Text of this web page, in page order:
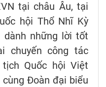
tại châu Âu, tại
hội Thổ Nhĩ Kỳ
dành những lời tốt
chuyến công tác
Quốc hội Việt
Đoàn đại biểu